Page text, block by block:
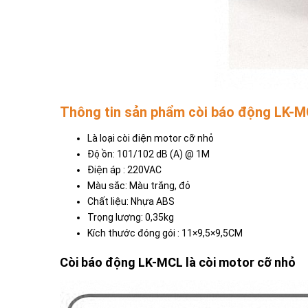
Thông tin sản phẩm còi báo động LK-
Là loại còi điện motor cỡ nhỏ
Độ ồn: 101/102 dB (A) @ 1M
Điện áp : 220VAC
Màu sắc: Màu trắng, đỏ
Chất liệu: Nhựa ABS
Trọng lượng: 0,35kg
Kích thước đóng gói : 11×9,5×9,5CM
Còi báo động LK-MCL là còi motor cỡ nhỏ